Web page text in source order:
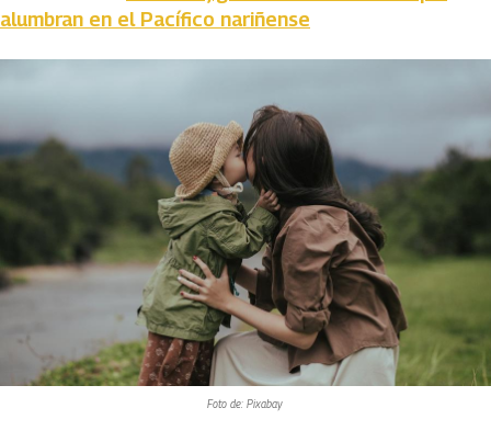
alumbran en el Pacífico nariñense
Foto de: Pixabay